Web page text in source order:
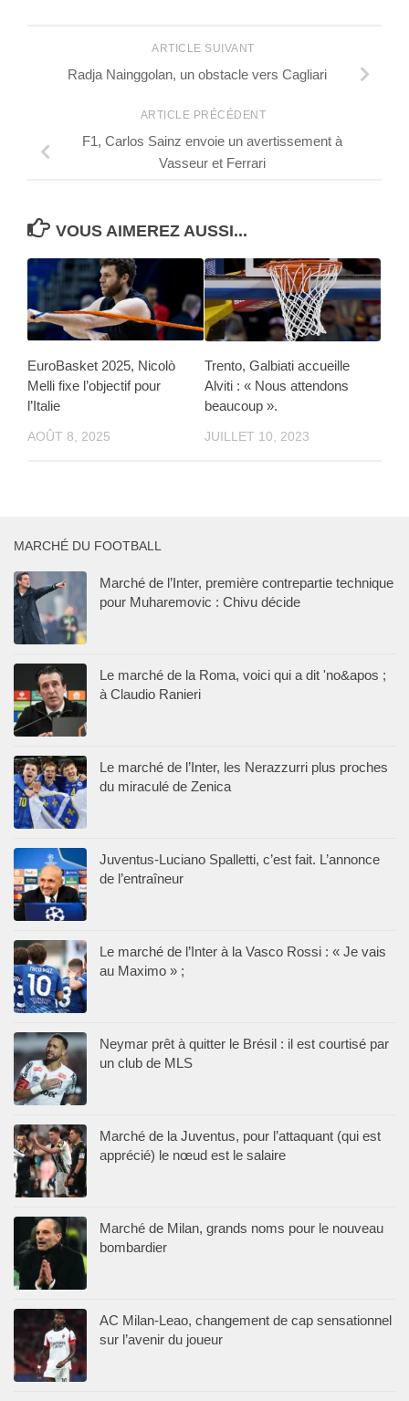
ARTICLE SUIVANT
Radja Nainggolan, un obstacle vers Cagliari
ARTICLE PRÉCÉDENT
F1, Carlos Sainz envoie un avertissement à
Vasseur et Ferrari
VOUS AIMEREZ AUSSI...
EuroBasket 2025, Nicolò
Melli fixe l’objectif pour
l’Italie
AOÛT 8, 2025
Trento, Galbiati accueille
Alviti : « Nous attendons
beaucoup ».
JUILLET 10, 2023
MARCHÉ DU FOOTBALL
Marché de l’Inter, première contrepartie technique
pour Muharemovic : Chivu décide
Le marché de la Roma, voici qui a dit 'no&apos ;
à Claudio Ranieri
Le marché de l’Inter, les Nerazzurri plus proches
du miraculé de Zenica
Juventus-Luciano Spalletti, c’est fait. L’annonce
de l’entraîneur
Le marché de l’Inter à la Vasco Rossi : « Je vais
au Maximo » ;
Neymar prêt à quitter le Brésil : il est courtisé par
un club de MLS
Marché de la Juventus, pour l’attaquant (qui est
apprécié) le nœud est le salaire
Marché de Milan, grands noms pour le nouveau
bombardier
AC Milan-Leao, changement de cap sensationnel
sur l’avenir du joueur